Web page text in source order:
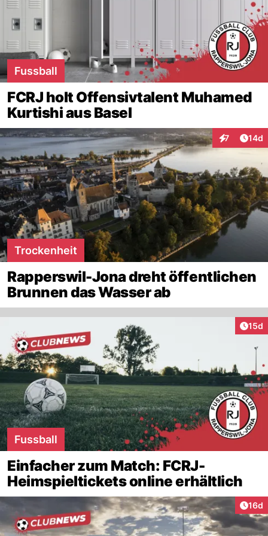
Fussball
FCRJ holt Offensivtalent Muhamed
Kurtishi aus Basel
7 14d
Trockenheit
Rapperswil-Jona dreht öffentlichen
Brunnen das Wasser ab
15d
Fussball
Einfacher zum Match: FCRJ-
Heimspieltickets online erhältlich
16d